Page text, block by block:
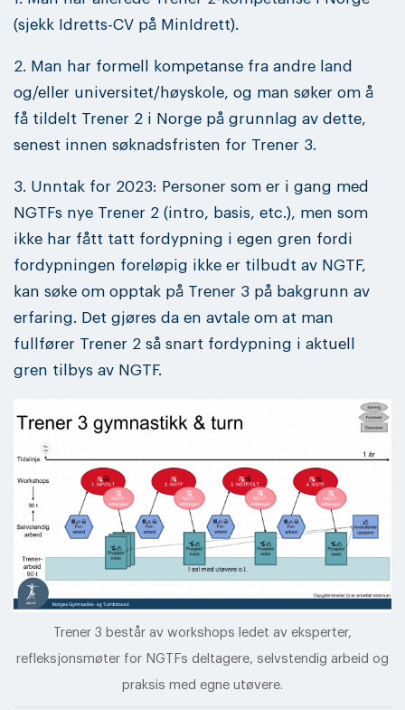
(sjekk Idretts-CV på MinIdrett).
2. Man har formell kompetanse fra andre land
og/eller universitet/høyskole, og man søker om å
få tildelt Trener 2 i Norge på grunnlag av dette,
senest innen søknadsfristen for Trener 3.
3. Unntak for 2023: Personer som er i gang med
NGTFs nye Trener 2 (intro, basis, etc.), men som
ikke har fått tatt fordypning i egen gren fordi
fordypningen foreløpig ikke er tilbudt av NGTF,
kan søke om opptak på Trener 3 på bakgrunn av
erfaring. Det gjøres da en avtale om at man
fullfører Trener 2 så snart fordypning i aktuell
gren tilbys av NGTF.
Trener 3 består av workshops ledet av eksperter,
refleksjonsmøter for NGTFs deltagere, selvstendig arbeid og
praksis med egne utøvere.